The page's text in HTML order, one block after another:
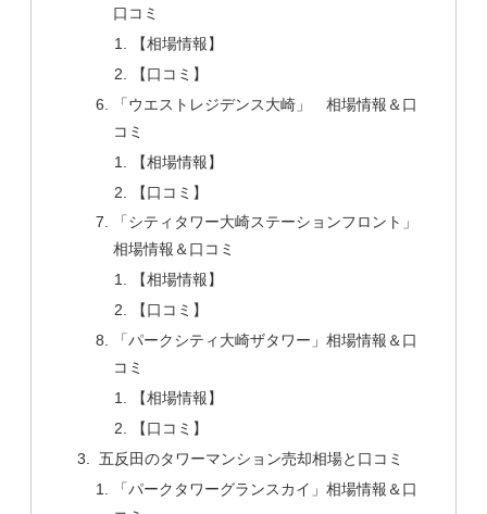
口コミ
【相場情報】
【口コミ】
「ウエストレジデンス大崎」 相場情報＆口
コミ
【相場情報】
【口コミ】
「シティタワー大崎ステーションフロント」
相場情報＆口コミ
【相場情報】
【口コミ】
「パークシティ大崎ザタワー」相場情報＆口
コミ
【相場情報】
【口コミ】
五反田のタワーマンション売却相場と口コミ
「パークタワーグランスカイ」相場情報＆口